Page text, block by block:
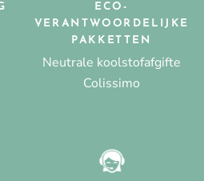
ECO-
VERANTWOORDELIJKE
PAKKETTEN
Neutrale koolstofafgifte
Colissimo